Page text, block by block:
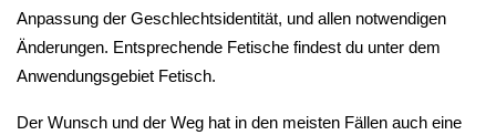
Anpassung der Geschlechtsidentität, und allen notwendigen
Änderungen. Entsprechende Fetische findest du unter dem
Anwendungsgebiet Fetisch.
Der Wunsch und der Weg hat in den meisten Fällen auch eine